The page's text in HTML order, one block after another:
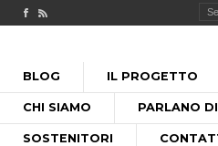
Check out our Facebook page
MILANO FUORICLASSE RSS
MENU
PASSA
CONTENUTO
BLOG IL PROGETTO
CHI SIAMO PARLANO
SOSTENITORI